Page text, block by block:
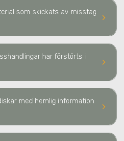
keyboard_arrow_right
som skickats av misstag
keyboard_arrow_right
har förstörts i
keyboard_arrow_right
med hemlig information